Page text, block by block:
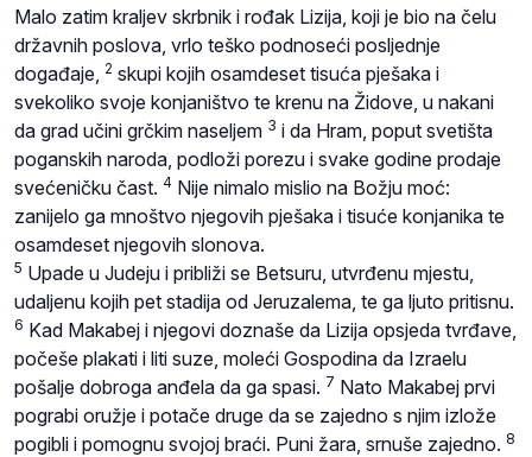
Malo zatim kraljev skrbnik i rođak Lizija, koji je bio na čelu
državnih poslova, vrlo teško podnoseći posljednje
događaje,
2 skupi kojih osamdeset tisuća pješaka i
svekoliko svoje konjaništvo te krenu na Židove, u nakani
da grad učini grčkim naseljem 3 i da Hram, poput svetišta
poganskih naroda, podloži porezu i svake godine prodaje
svećeničku čast. 4 Nije nimalo mislio na Božju moć:
zanijelo ga mnoštvo njegovih pješaka i tisuće konjanika te
osamdeset njegovih slonova.
5 Upade u Judeju i približi se Betsuru, utvrđenu mjestu,
udaljenu kojih pet stadija od Jeruzalema, te ga ljuto pritisnu.
6 Kad Makabej i njegovi doznaše da Lizija opsjeda tvrđave,
počeše plakati i liti suze, moleći Gospodina da Izraelu
pošalje dobroga anđela da ga spasi. 7 Nato Makabej prvi
pograbi oružje i potače druge da se zajedno s njim izlože
pogibli i pomognu svojoj braći. Puni žara, srnuše zajedno. 8